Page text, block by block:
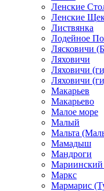
Ленские
Ленские
Листвянка
Лодейное
Лясковичи
Ляховичи
Ляховичи
Ляховичи
Макарьев
Макарьево
Малое море
Малый
Мальта
Мамадыш
Мандроги
Мариинский
Маркс
Мармарис